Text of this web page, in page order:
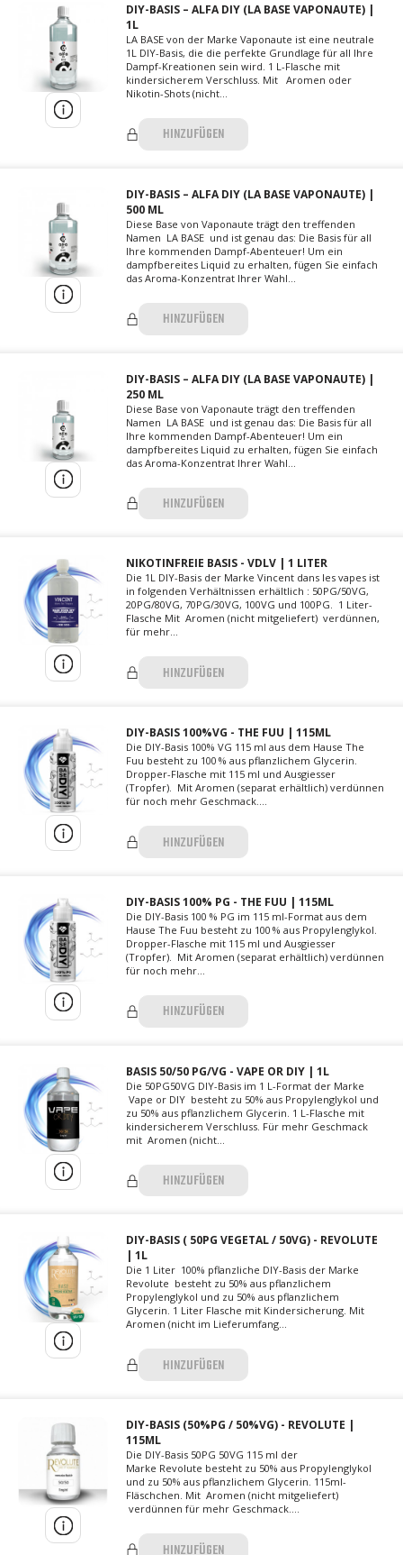
DIY-BASIS – ALFA DIY (LA BASE VAPONAUTE) |
1L
LA BASE von der Marke Vaponaute ist eine neutrale
1L DIY-Basis, die die perfekte Grundlage für all Ihre
Dampf-Kreationen sein wird. 1 L-Flasche mit
kindersicherem Verschluss. Mit Aromen oder
Nikotin-Shots (nicht...
HINZUFÜGEN
DIY-BASIS – ALFA DIY (LA BASE VAPONAUTE) |
500 ML
Diese Base von Vaponaute trägt den treffenden
Namen LA BASE und ist genau das: Die Basis für all
Ihre kommenden Dampf-Abenteuer! Um ein
dampfbereites Liquid zu erhalten, fügen Sie einfach
das Aroma-Konzentrat Ihrer Wahl...
HINZUFÜGEN
DIY-BASIS – ALFA DIY (LA BASE VAPONAUTE) |
250 ML
Diese Base von Vaponaute trägt den treffenden
Namen LA BASE und ist genau das: Die Basis für all
Ihre kommenden Dampf-Abenteuer! Um ein
dampfbereites Liquid zu erhalten, fügen Sie einfach
das Aroma-Konzentrat Ihrer Wahl...
HINZUFÜGEN
NIKOTINFREIE BASIS - VDLV | 1 LITER
Die 1L DIY-Basis der Marke Vincent dans les vapes ist
in folgenden Verhältnissen erhältlich : 50PG/50VG,
20PG/80VG, 70PG/30VG, 100VG und 100PG. 1 Liter-
Flasche Mit Aromen (nicht mitgeliefert) verdünnen,
für mehr...
HINZUFÜGEN
DIY-BASIS 100%VG - THE FUU | 115ML
Die DIY-Basis 100% VG 115 ml aus dem Hause The
Fuu besteht zu 100 % aus pflanzlichem Glycerin.
Dropper-Flasche mit 115 ml und Ausgiesser
(Tropfer). Mit Aromen (separat erhältlich) verdünnen
für noch mehr Geschmack....
HINZUFÜGEN
DIY-BASIS 100% PG - THE FUU | 115ML
Die DIY-Basis 100 % PG im 115 ml-Format aus dem
Hause The Fuu besteht zu 100 % aus Propylenglykol.
Dropper-Flasche mit 115 ml und Ausgiesser
(Tropfer). Mit Aromen (separat erhältlich) verdünnen
für noch mehr...
HINZUFÜGEN
BASIS 50/50 PG/VG - VAPE OR DIY | 1L
Die 50PG50VG DIY-Basis im 1 L-Format der Marke
Vape or DIY besteht zu 50% aus Propylenglykol und
zu 50% aus pflanzlichem Glycerin. 1 L-Flasche mit
kindersicherem Verschluss. Für mehr Geschmack
mit Aromen (nicht...
HINZUFÜGEN
DIY-BASIS ( 50PG VEGETAL / 50VG) - REVOLUTE
| 1L
Die 1 Liter 100% pflanzliche DIY-Basis der Marke
Revolute besteht zu 50% aus pflanzlichem
Propylenglykol und zu 50% aus pflanzlichem
Glycerin. 1 Liter Flasche mit Kindersicherung. Mit
Aromen (nicht im Lieferumfang...
HINZUFÜGEN
DIY-BASIS (50%PG / 50%VG) - REVOLUTE |
115ML
Die DIY-Basis 50PG 50VG 115 ml der
Marke Revolute besteht zu 50% aus Propylenglykol
und zu 50% aus pflanzlichem Glycerin. 115ml-
Fläschchen. Mit Aromen (nicht mitgeliefert)
verdünnen für mehr Geschmack....
HINZUFÜGEN